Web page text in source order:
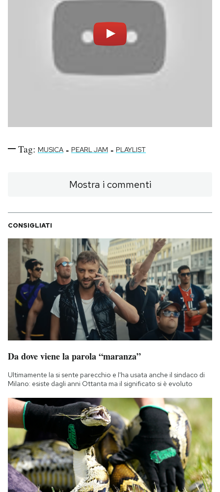
Tag: MUSICA - PEARL JAM - PLAYLIST
Mostra i commenti
CONSIGLIATI
Da dove viene la parola “maranza”
Ultimamente la si sente parecchio e l'ha usata anche il sindaco di
Milano: esiste dagli anni Ottanta ma il significato si è evoluto